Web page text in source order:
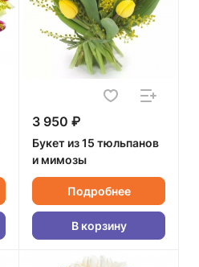
3 950 ₽
Букет из 15 тюльпанов
и мимозы
Подробнее
В корзину